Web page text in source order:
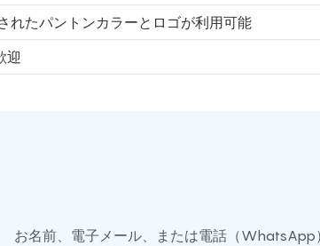
れたパントンカラーとロゴが利用可能
迎
お名前、電子メール、または電話（WhatsApp